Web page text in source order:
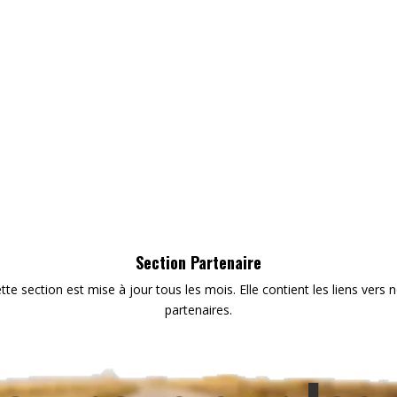
Section Partenaire
section est mise à jour tous les mois. Elle contient les liens vers
partenaires.